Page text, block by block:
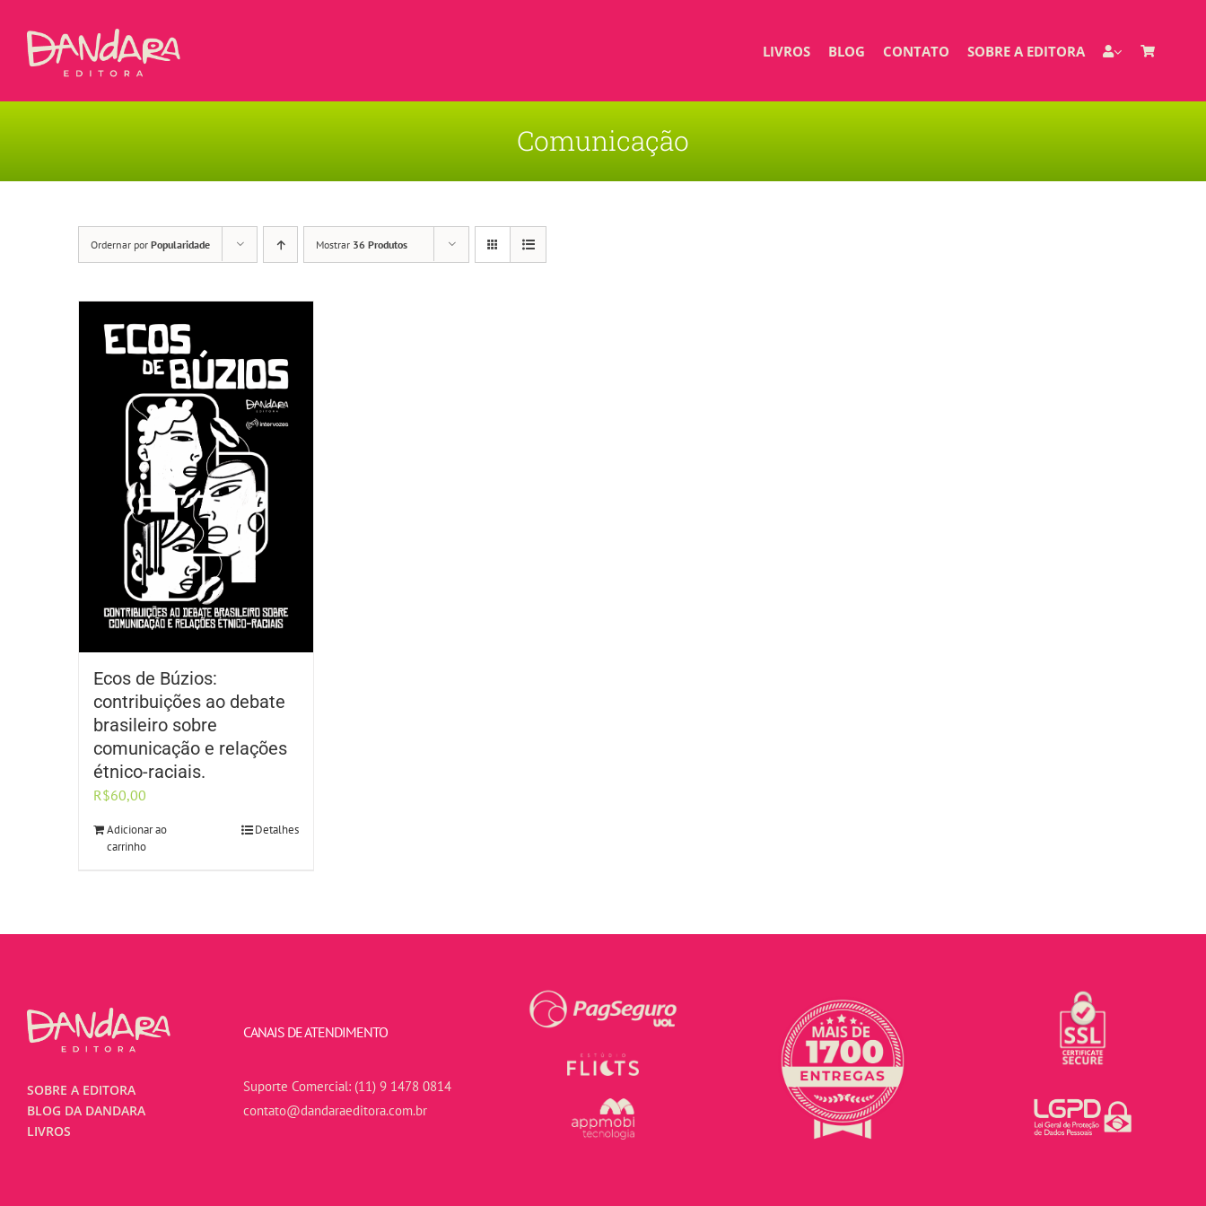
LIVROS BLOG CONTATO SOBRE A EDITORA
Comunicação
Ordernar por Popularidade Mostrar 36 Produtos
Ecos de Búzios:
contribuições ao debate
brasileiro sobre
comunicação e relações
étnico-raciais.
R$60,00
Adicionar ao
carrinho
Detalhes
SOBRE A EDITORA
BLOG DA DANDARA
LIVROS
CANAIS DE ATENDIMENTO
Suporte Comercial: (11) 9 1478 0814
contato@dandaraeditora.com.br